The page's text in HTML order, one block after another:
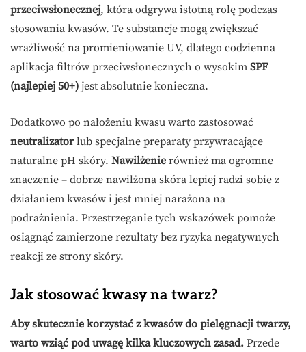
przeciwsłonecznej, która odgrywa istotną rolę podczas
stosowania kwasów. Te substancje mogą zwiększać
wrażliwość na promieniowanie UV, dlatego codzienna
aplikacja filtrów przeciwsłonecznych o wysokim SPF
(najlepiej 50+) jest absolutnie konieczna.
Dodatkowo po nałożeniu kwasu warto zastosować
neutralizatorlub specjalne preparaty przywracające
naturalne pH skóry. Nawilżenie również ma ogromne
znaczenie – dobrze nawilżona skóra lepiej radzi sobie z
działaniem kwasów i jest mniej narażona na
podrażnienia. Przestrzeganie tych wskazówek pomoże
osiągnąć zamierzone rezultaty bez ryzyka negatywnych
reakcji ze strony skóry.
Jak stosować kwasy na twarz?
Aby skutecznie korzystać z kwasów do pielęgnacji twarzy,
warto wziąć pod uwagę kilka kluczowych zasad. Przede